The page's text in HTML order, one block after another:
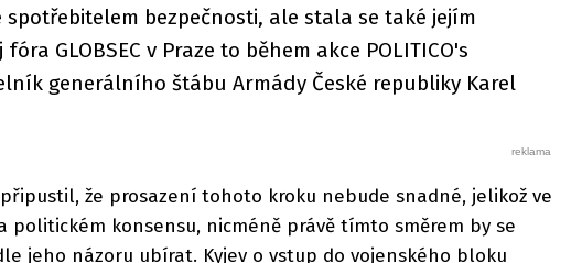
spotřebitelem bezpečnosti, ale stala se také jejím
GLOBSEC v Praze to během akce POLITICO's
generálního štábu Armády České republiky Karel
že prosazení tohoto kroku nebude snadné, jelikož ve
politickém konsensu, nicméně právě tímto směrem by se
jeho názoru ubírat. Kyjev o vstup do vojenského bloku